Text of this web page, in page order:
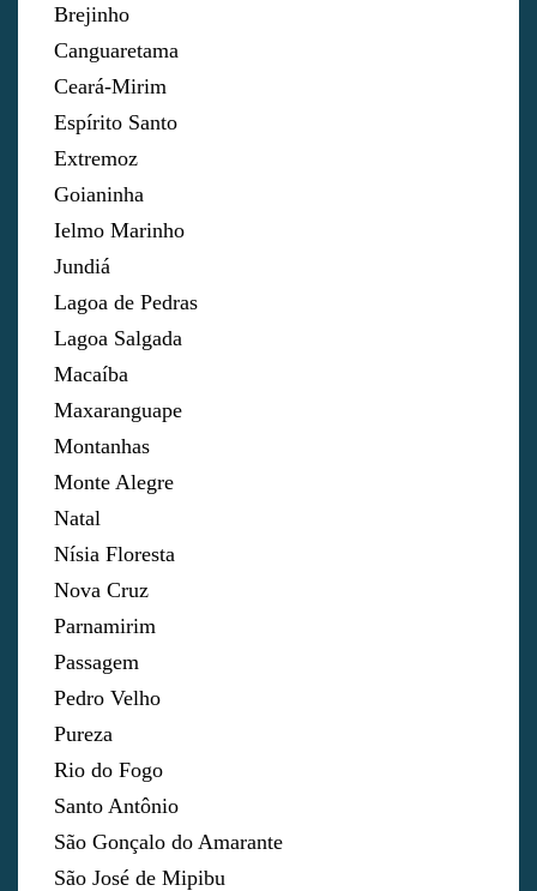
Brejinho
Canguaretama
Ceará-Mirim
Espírito Santo
Extremoz
Goianinha
Ielmo Marinho
Jundiá
Lagoa de Pedras
Lagoa Salgada
Macaíba
Maxaranguape
Montanhas
Monte Alegre
Natal
Nísia Floresta
Nova Cruz
Parnamirim
Passagem
Pedro Velho
Pureza
Rio do Fogo
Santo Antônio
São Gonçalo do Amarante
São José de Mipibu